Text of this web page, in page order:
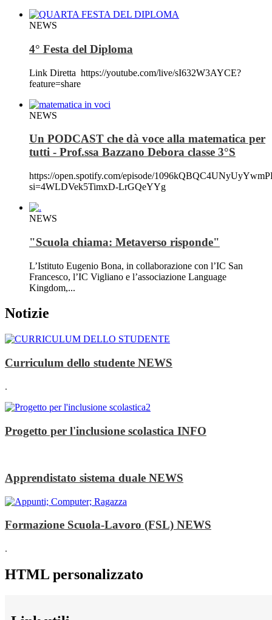
NEWS
4° Festa del Diploma
Link Diretta https://youtube.com/live/sI632W3AYCE?
feature=share
NEWS
Un PODCAST che dà voce alla matematica per
tutti - Prof.ssa Bazzano Debora classe 3°S
https://open.spotify.com/episode/
si=4WLDVek5TimxD-LrGQeYYg
NEWS
"Scuola chiama: Metaverso risponde"
L’Istituto Eugenio Bona, in collaborazione con l’IC San
Francesco, l’IC Vigliano e l’associazione Language
Kingdom,...
Notizie
Curriculum dello studente NEWS
.
Progetto per l'inclusione scolastica INFO
Apprendistato sistema duale NEWS
Formazione Scuola-Lavoro (FSL) NEWS
.
HTML personalizzato